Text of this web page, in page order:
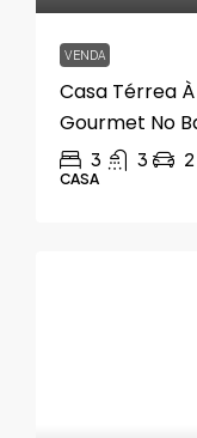
VENDA
Casa Térrea
Gourmet No
3 3 2
CASA